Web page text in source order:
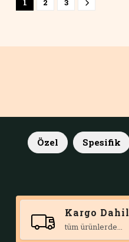
1 2 3
Özel Spesifik
Kargo Dahil
tüm ürünlerde...